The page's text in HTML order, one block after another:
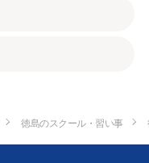
徳島のスクール・習い事